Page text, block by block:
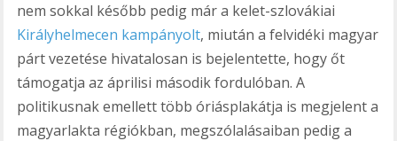
nem sokkal később pedig már a kelet-szlovákiai
Királyhelmecen kampányolt, miután a felvidéki magyar
párt vezetése hivatalosan is bejelentette, hogy őt
támogatja az áprilisi második fordulóban. A
politikusnak emellett több óriásplakátja is megjelent a
magyarlakta régiókban, megszólalásaiban pedig a